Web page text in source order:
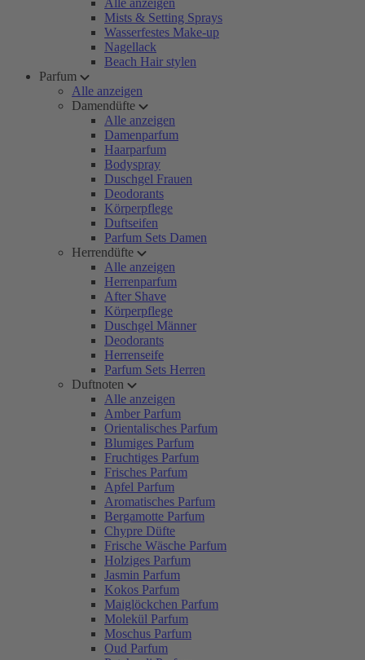
Alle anzeigen
Mists & Setting Sprays
Wasserfestes Make-up
Nagellack
Beach Hair stylen
Parfum
Alle anzeigen
Damendüfte
Alle anzeigen
Damenparfum
Haarparfum
Bodyspray
Duschgel Frauen
Deodorants
Körperpflege
Duftseifen
Parfum Sets Damen
Herrendüfte
Alle anzeigen
Herrenparfum
After Shave
Körperpflege
Duschgel Männer
Deodorants
Herrenseife
Parfum Sets Herren
Duftnoten
Alle anzeigen
Amber Parfum
Orientalisches Parfum
Blumiges Parfum
Fruchtiges Parfum
Frisches Parfum
Apfel Parfum
Aromatisches Parfum
Bergamotte Parfum
Chypre Düfte
Frische Wäsche Parfum
Holziges Parfum
Jasmin Parfum
Kokos Parfum
Maiglöckchen Parfum
Molekül Parfum
Moschus Parfum
Oud Parfum